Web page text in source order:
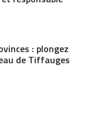
: plongez
de Tiffauges